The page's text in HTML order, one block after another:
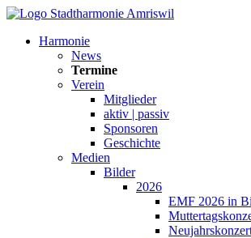
Harmonie
News
Termine
Verein
Mitglieder
aktiv | passiv
Sponsoren
Geschichte
Medien
Bilder
2026
EMF 2026 in